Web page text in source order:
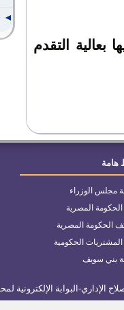
التقدم
هامة
مجلس الوزراء
الحكومة المصرية
الحكومة المصرية
المشتريات الحكومية
بني سويف